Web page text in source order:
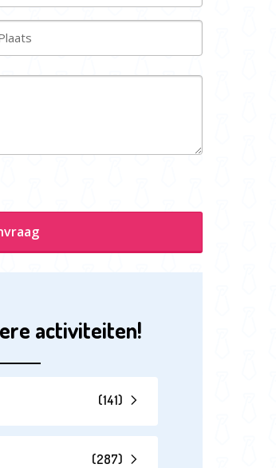
activiteiten!
(141)
(287)